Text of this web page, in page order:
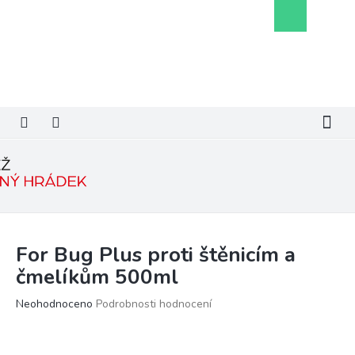
košík
For Bug Plus proti štěnicím a
čmelíkům 500ml
Průměrné
Neohodnoceno Podrobnosti hodnocení